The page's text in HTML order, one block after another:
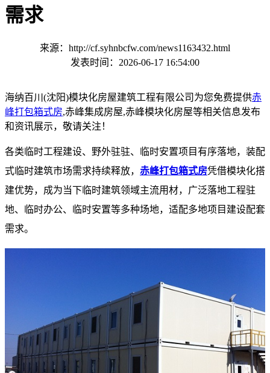
需求
来源：http://cf.syhnbcfw.com/news1163432.html
发表时间：2026-06-17 16:54:00
海纳百川(沈阳)模块化房屋建筑工程有限公司为您免费提供赤
峰打包箱式房,赤峰集成房屋,赤峰模块化房屋等相关信息发布
和资讯展示，敬请关注！
各类临时工程建设、野外驻驻、临时安置项目有序落地，装配
式临时建筑市场需求持续释放， 赤峰打包箱式房凭借模块化搭
建优势，成为当下临时建筑领域主流用材，广泛落地工程驻
地、临时办公、临时安置等多种场地，适配多地项目建设配套
需求。